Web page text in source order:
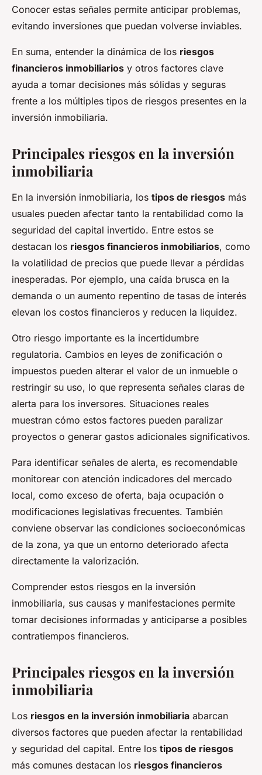
Conocer estas señales permite anticipar problemas,
evitando inversiones que puedan volverse inviables.
En suma, entender la dinámica de los riesgos
financieros inmobiliarios y otros factores clave
ayuda a tomar decisiones más sólidas y seguras
frente a los múltiples tipos de riesgos presentes en la
inversión inmobiliaria.
Principales riesgos en la inversión
inmobiliaria
En la inversión inmobiliaria, los tipos de riesgos más
usuales pueden afectar tanto la rentabilidad como la
seguridad del capital invertido. Entre estos se
destacan los riesgos financieros inmobiliarios, como
la volatilidad de precios que puede llevar a pérdidas
inesperadas. Por ejemplo, una caída brusca en la
demanda o un aumento repentino de tasas de interés
elevan los costos financieros y reducen la liquidez.
Otro riesgo importante es la incertidumbre
regulatoria. Cambios en leyes de zonificación o
impuestos pueden alterar el valor de un inmueble o
restringir su uso, lo que representa señales claras de
alerta para los inversores. Situaciones reales
muestran cómo estos factores pueden paralizar
proyectos o generar gastos adicionales significativos.
Para identificar señales de alerta, es recomendable
monitorear con atención indicadores del mercado
local, como exceso de oferta, baja ocupación o
modificaciones legislativas frecuentes. También
conviene observar las condiciones socioeconómicas
de la zona, ya que un entorno deteriorado afecta
directamente la valorización.
Comprender estos riesgos en la inversión
inmobiliaria, sus causas y manifestaciones permite
tomar decisiones informadas y anticiparse a posibles
contratiempos financieros.
Principales riesgos en la inversión
inmobiliaria
Los riesgos en la inversión inmobiliaria abarcan
diversos factores que pueden afectar la rentabilidad
y seguridad del capital. Entre los tipos de riesgos
más comunes destacan los riesgos financieros